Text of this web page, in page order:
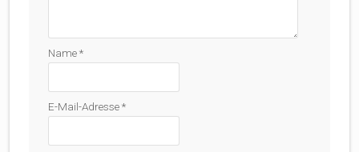
Name*
E-Mail-Adresse*